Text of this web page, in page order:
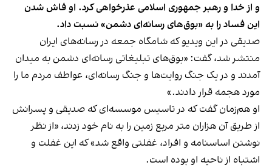
و از خدا و رهبر جمهوری اسلامی عذرخواهی کرد. او فاش شدن
این فساد را به «بوق‌های رسانه‌ای دشمن» نسبت داد.
صدیقی در این ویدیو که شامگاه جمعه در رسانه‌های ایران
منتشر شد، گفت: «بوق‌های تبلیغاتی رسانه‌ای دشمن به میدان
آمدند و در یک جنگ روایت‌ها و جنگ رسانه‌ای، عواطف مردم ما را
مورد هجمه قرار دادند.»
او هم‌زمان گفت که در تاسیس موسسه‌ای که صدیقی و پسرانش
از طریق آن هزاران متر مربع زمین را به نام خود زدند، «از نظر
نوشتن اساسنامه و افراد، غفلتی واقع شد» که این غفلت و
اشتباه از ناحیه او بوده است.